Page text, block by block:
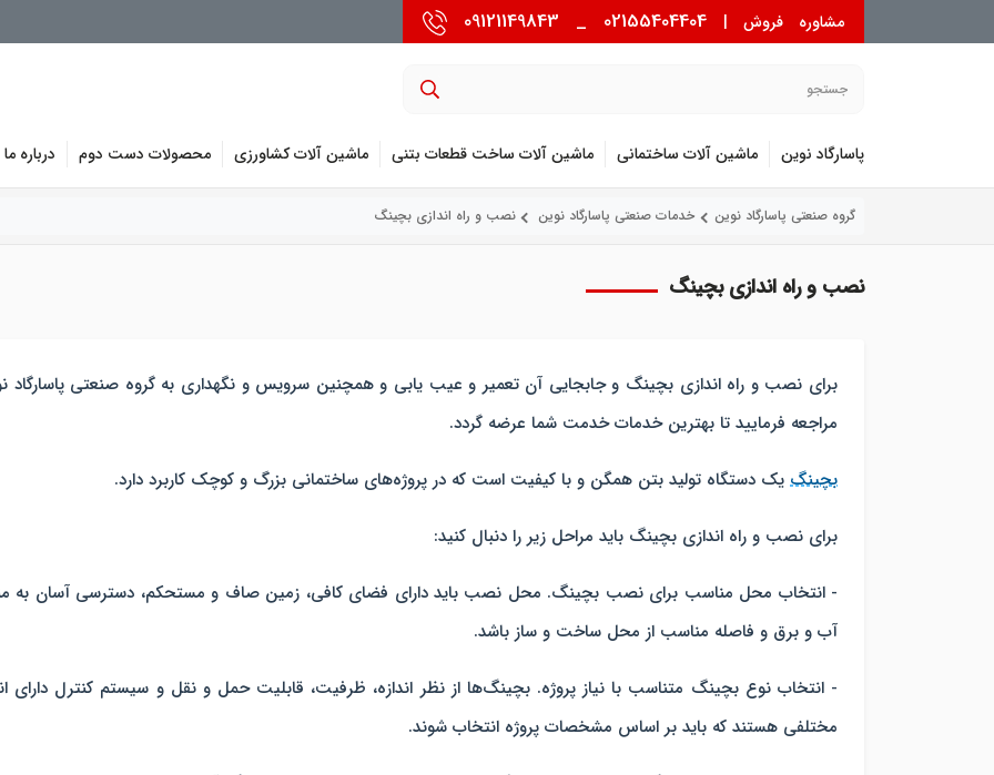
مشاوره فروش | 02155404404
_ 09121149843
پاسارگاد نوین ماشین آلات ساختمانی ماشین آلات ساخت قطعات بتنی ماشین آلات کشاورزی محصولات دست دوم درباره ما
گروه صنعتی پاسارگاد نوین خدمات صنعتی پاسارگاد نوین نصب و راه اندازی بچینگ
نصب و راه اندازی بچینگ
برای نصب و راه اندازی بچینگ و جابجایی آن تعمیر و عیب یابی و همچنین سرویس و نگهداری به گروه صنعتی پاسارگاد
مراجعه فرمایید تا بهترین خدمات خدمت شما عرضه گردد.
بچینگ یک دستگاه تولید بتن همگن و با کیفیت است که در پروژه‌های ساختمانی بزرگ و کوچک کاربرد دارد.
برای نصب و راه اندازی بچینگ باید مراحل زیر را دنبال کنید:
- انتخاب محل مناسب برای نصب بچینگ. محل نصب باید دارای فضای کافی، زمین صاف و مستحکم، دسترسی آسان به
آب و برق و فاصله مناسب از محل ساخت و ساز باشد.
- انتخاب نوع بچینگ متناسب با نیاز پروژه. بچینگ‌ها از نظر اندازه، ظرفیت، قابلیت حمل و نقل و سیستم کنترل دارای
مختلفی هستند که باید بر اساس مشخصات پروژه انتخاب شوند.